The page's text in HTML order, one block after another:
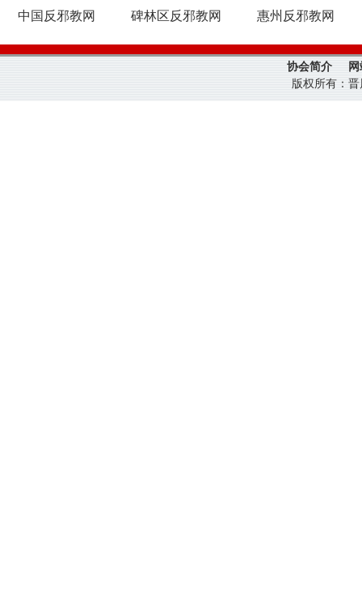
中国反邪教网 碑林区反邪教网 惠州反邪教网
协会简介
版权所有：